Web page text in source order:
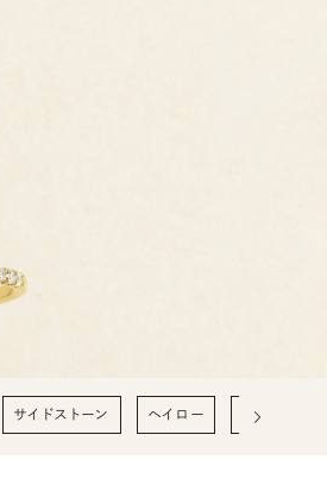
サイドストーン ヘイロー 0.2ct